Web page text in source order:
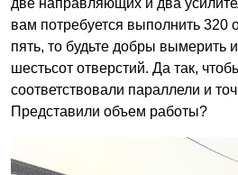
две направляющих и два
вам потребуется выполнить 320
пять, то будьте добры вымерить
шестьсот отверстий. Да так,
соответствовали параллели и
Представили объем работы?